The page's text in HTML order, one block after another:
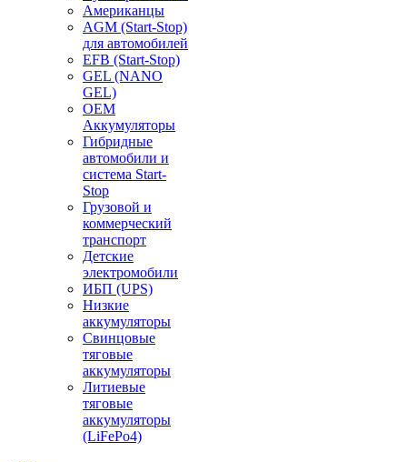
Американцы
AGM (Start-Stop)
для автомобилей
EFB (Start-Stop)
GEL (NANO
GEL)
OEM
Аккумуляторы
Гибридные
автомобили и
система Start-
Stop
Грузовой и
коммерческий
транспорт
Детские
электромобили
ИБП (UPS)
Низкие
аккумуляторы
Свинцовые
тяговые
аккумуляторы
Литиевые
тяговые
аккумуляторы
(LiFePo4)